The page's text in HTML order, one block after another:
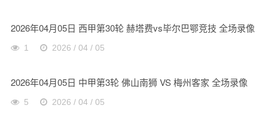
2026年04月05日 西甲第30轮 赫塔费vs毕尔巴鄂竞技 全场录像
1 2026 / 04 / 05
2026年04月05日 中甲第3轮 佛山南狮 VS 梅州客家 全场录像
5 2026 / 04 / 05